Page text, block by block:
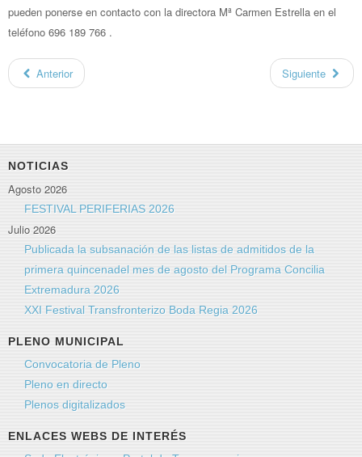
pueden ponerse en contacto con la directora Mª Carmen Estrella en el
teléfono 696 189 766 .
Anterior Siguiente
NOTICIAS
Agosto 2026
FESTIVAL PERIFERIAS 2026
Julio 2026
Publicada la subsanación de las listas de admitidos de la
primera quincenadel mes de agosto del Programa Concilia
Extremadura 2026
XXI Festival Transfronterizo Boda Regia 2026
PLENO MUNICIPAL
Convocatoria de Pleno
Pleno en directo
Plenos digitalizados
ENLACES WEBS DE INTERÉS